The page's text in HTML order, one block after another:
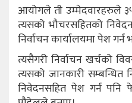
आयोगले ती उम्मेदवारहरुले
त्यसको भौचरसहितको
निर्वाचन कार्यालयमा पेश
त्यसैगरी निर्वाचन खर्चको
त्यसको जानकारी सम्बन्धित
निवेदनसहित पेश गर्न